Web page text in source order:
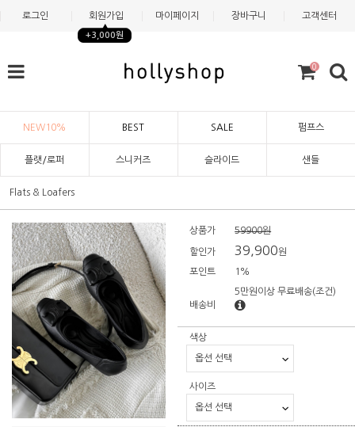
로그인 회원가입
+3,000원
마이페이지 장바구니 고객센터
0
NEW10% BEST SALE 펌프스
플랫/로퍼 스니커즈 슬라이드 샌들
Flats & Loafers
상품가 59900원
할인가 39,900원
포인트 1%
배송비
5만원이상 무료배송(조건)
색상
사이즈